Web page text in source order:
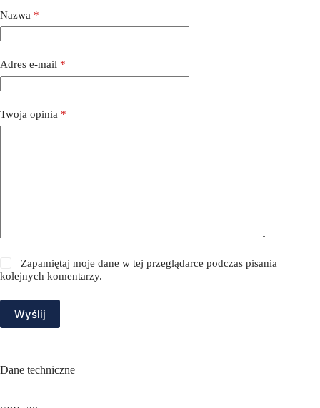
Nazwa *
Adres e-mail *
Twoja opinia *
Zapamiętaj moje dane w tej przeglądarce podczas pisania
kolejnych komentarzy.
Wyślij
Dane techniczne